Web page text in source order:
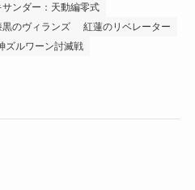
ンダー：天動編零式
黒のヴィランズ
紅蓮のリベレーター
ズルワーン討滅戦